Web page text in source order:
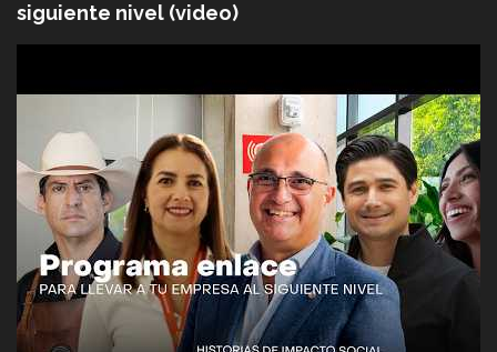
siguiente nivel (video)